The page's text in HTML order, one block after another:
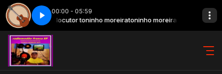
00:00 - 05:59
com locutor toninho moreiratoninho moreira apresentado
Hits sertanejo - Parte 3